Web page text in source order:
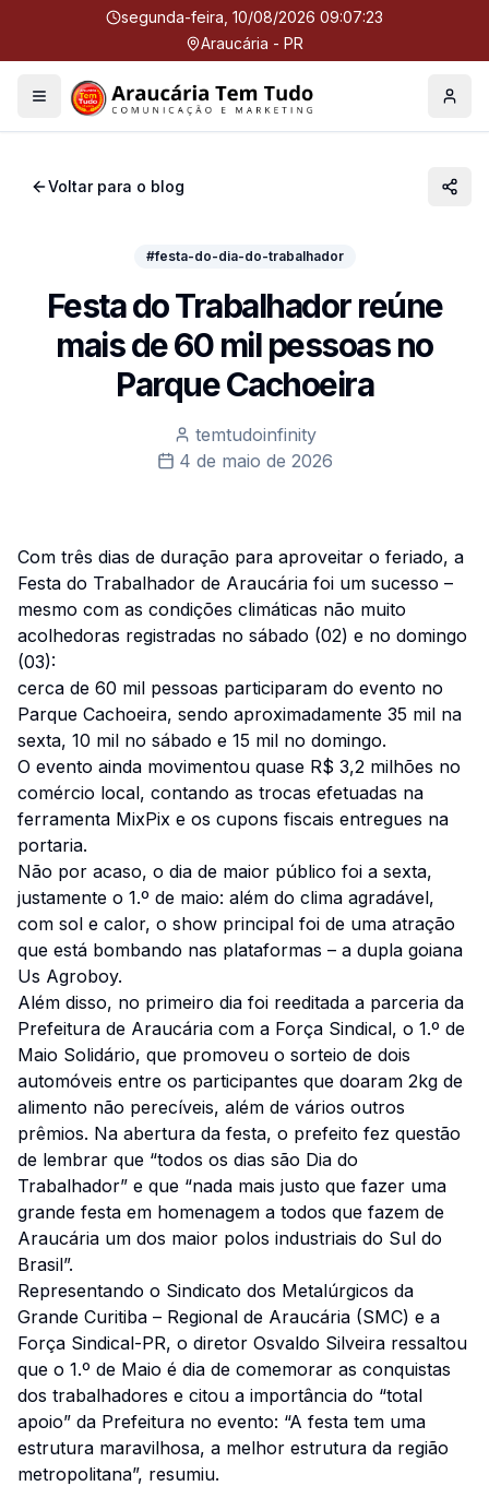
segunda-feira, 10/08/2026 09:07:23
Araucária - PR
Menu Perfil
Voltar para o blog
#festa-do-dia-do-trabalhador
Festa do Trabalhador reúne
mais de 60 mil pessoas no
Parque Cachoeira
temtudoinfinity
4 de maio de 2026
Com três dias de duração para aproveitar o feriado, a
Festa do Trabalhador de Araucária foi um sucesso –
mesmo com as condições climáticas não muito
acolhedoras registradas no sábado (02) e no domingo
(03):
cerca de 60 mil pessoas participaram do evento no
Parque Cachoeira, sendo aproximadamente 35 mil na
sexta, 10 mil no sábado e 15 mil no domingo.
O evento ainda movimentou quase R$ 3,2 milhões no
comércio local, contando as trocas efetuadas na
ferramenta MixPix e os cupons fiscais entregues na
portaria.
Não por acaso, o dia de maior público foi a sexta,
justamente o 1.º de maio: além do clima agradável,
com sol e calor, o show principal foi de uma atração
que está bombando nas plataformas – a dupla goiana
Us Agroboy.
Além disso, no primeiro dia foi reeditada a parceria da
Prefeitura de Araucária com a Força Sindical, o 1.º de
Maio Solidário, que promoveu o sorteio de dois
automóveis entre os participantes que doaram 2kg de
alimento não perecíveis, além de vários outros
prêmios. Na abertura da festa, o prefeito fez questão
de lembrar que “todos os dias são Dia do
Trabalhador” e que “nada mais justo que fazer uma
grande festa em homenagem a todos que fazem de
Araucária um dos maior polos industriais do Sul do
Brasil”.
Representando o Sindicato dos Metalúrgicos da
Grande Curitiba – Regional de Araucária (SMC) e a
Força Sindical-PR, o diretor Osvaldo Silveira ressaltou
que o 1.º de Maio é dia de comemorar as conquistas
dos trabalhadores e citou a importância do “total
apoio” da Prefeitura no evento: “A festa tem uma
estrutura maravilhosa, a melhor estrutura da região
metropolitana”, resumiu.